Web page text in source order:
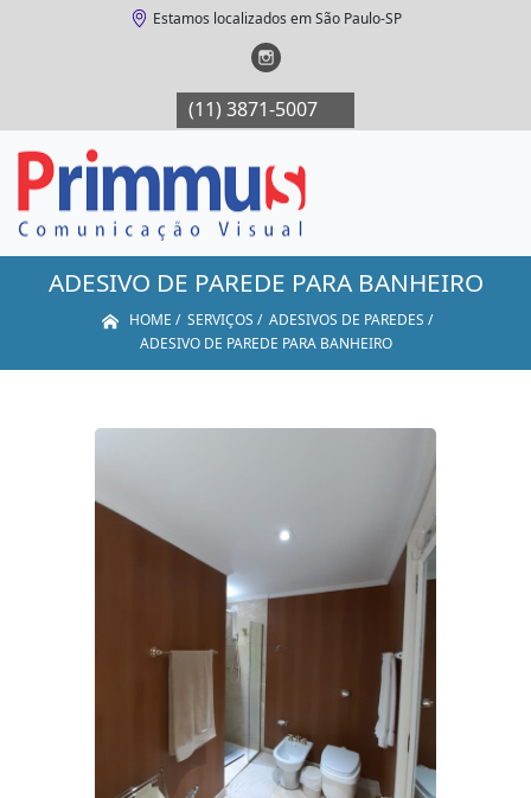
Estamos localizados em São Paulo-SP
(11) 3871-5007
ADESIVO DE PAREDE PARA BANHEIRO
HOME SERVIÇOS
ADESIVOS DE PAREDES
ADESIVO DE PAREDE PARA BANHEIRO